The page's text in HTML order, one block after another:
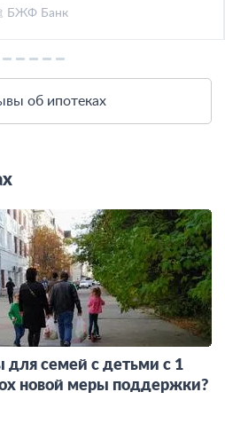
БЖФ Банк
об ипотеках
для семей с детьми с 1
новой меры поддержки?